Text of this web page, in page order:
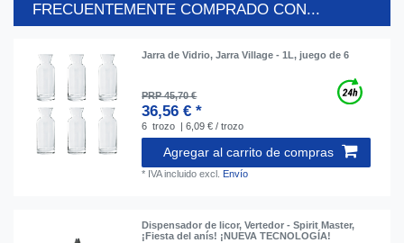
FRECUENTEMENTE COMPRADO CON...
Jarra de Vidrio, Jarra Village - 1L, juego de 6
PRP 45,70 €
36,56 € *
6 trozo | 6,09 € / trozo
Agregar al carrito de compras
* IVA incluido excl. Envío
Dispensador de licor, Vertedor - Spirit Master,
¡Fiesta del anís! ¡NUEVA TECNOLOGÍA!